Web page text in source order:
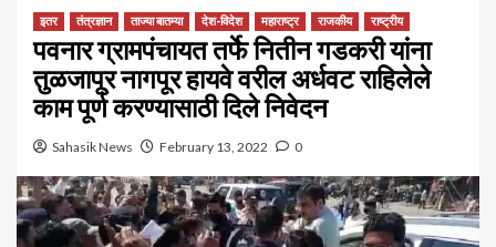
इतर तंत्रज्ञान ताज्या बातम्या देश-विदेश महाराष्ट्र राजकीय राष्ट्रीय
पवनार ग्रामपंचायत तर्फे नितीन गडकरी यांना
तुळजापूर नागपूर हायवे वरील अर्धवट राहिलेले
काम पूर्ण करण्यासाठी दिले निवेदन
Sahasik News February 13, 2022 0